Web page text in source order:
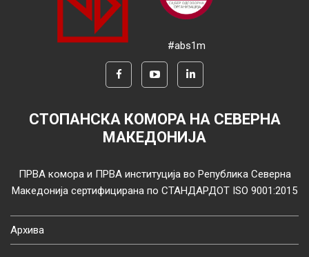
#abs1m
СТОПАНСКА КОМОРА НА СЕВЕРНА
МАКЕДОНИЈА
ПРВА комора и ПРВА институција во Република Северна
Македонија сертифицирана по СТАНДАРДОТ ISO 9001:2015
Архива